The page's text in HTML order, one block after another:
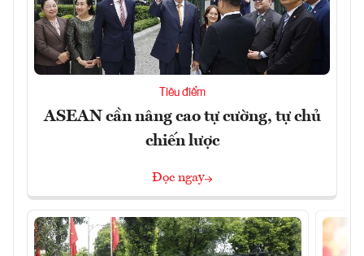
Tiêu điểm
ASEAN cần nâng cao tự cường, tự chủ
chiến lược
Đọc ngay